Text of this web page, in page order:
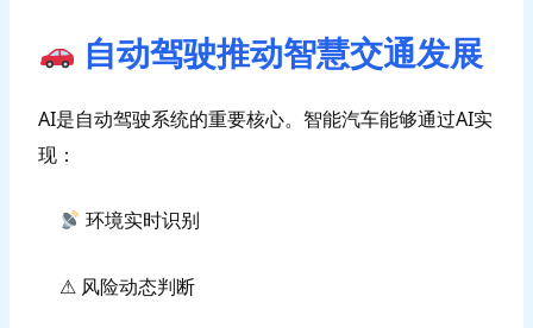
自动驾驶推动智慧交通发展
AI是自动驾驶系统的重要核心。智能汽车能够通过AI实
现：
环境实时识别
⚠ 风险动态判断